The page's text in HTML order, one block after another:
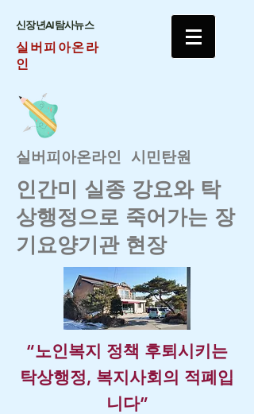
​신장년AI탐사뉴스
실버피아온라
인
실버피아온라인 시민탄원
​인간미 실종 강요와 탁
상행정으로 죽어가는 장
기요양기관 현장
“노인복지 정책 후퇴시키는
탁상행정, 복지사회의 적폐입
니다”